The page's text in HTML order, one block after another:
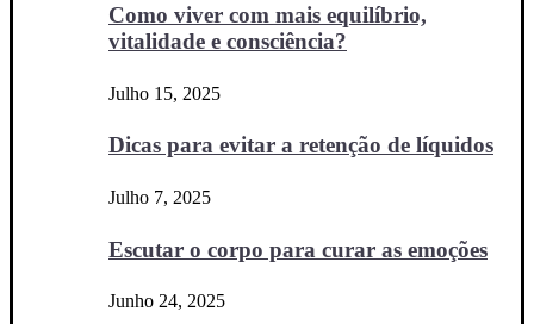
Como viver com mais equilíbrio,
vitalidade e consciência?
Julho 15, 2025
Dicas para evitar a retenção de líquidos
Julho 7, 2025
Escutar o corpo para curar as emoções
Junho 24, 2025